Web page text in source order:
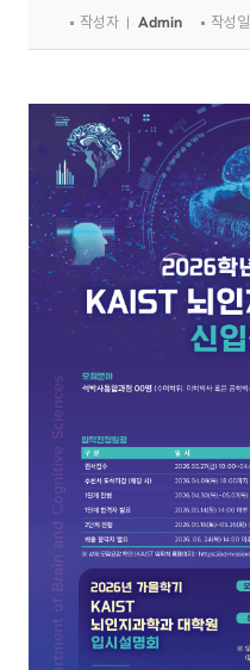
작성자 Admin 작성일